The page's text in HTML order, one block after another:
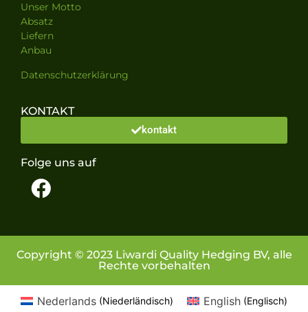
Unser Motto
Absatz
Liefern
Anbau
Datenschutzerklärung
KONTAKT
kontakt
Folge uns auf
Copyright © 2023 Liwardi Quality Hedging BV, alle
Rechte vorbehalten
Nederlands (Niederländisch) English (Englisch)